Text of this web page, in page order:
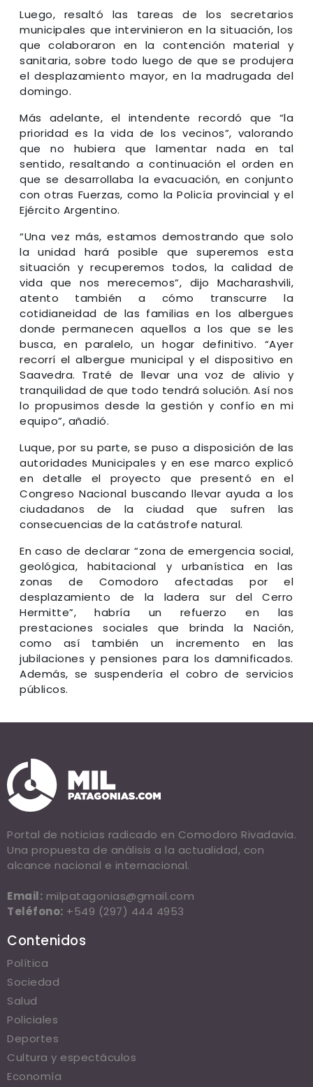
Luego, resaltó las tareas de los secretarios
municipales que intervinieron en la situación, los
que colaboraron en la contención material y
sanitaria, sobre todo luego de que se produjera
el desplazamiento mayor, en la madrugada del
domingo.
Más adelante, el intendente recordó que “la
prioridad es la vida de los vecinos”, valorando
que no hubiera que lamentar nada en tal
sentido, resaltando a continuación el orden en
que se desarrollaba la evacuación, en conjunto
con otras Fuerzas, como la Policía provincial y el
Ejército Argentino.
“Una vez más, estamos demostrando que solo
la unidad hará posible que superemos esta
situación y recuperemos todos, la calidad de
vida que nos merecemos”, dijo Macharashvili,
atento también a cómo transcurre la
cotidianeidad de las familias en los albergues
donde permanecen aquellos a los que se les
busca, en paralelo, un hogar definitivo. “Ayer
recorrí el albergue municipal y el dispositivo en
Saavedra. Traté de llevar una voz de alivio y
tranquilidad de que todo tendrá solución. Así nos
lo propusimos desde la gestión y confío en mi
equipo”, añadió.
Luque, por su parte, se puso a disposición de las
autoridades Municipales y en ese marco explicó
en detalle el proyecto que presentó en el
Congreso Nacional buscando llevar ayuda a los
ciudadanos de la ciudad que sufren las
consecuencias de la catástrofe natural.
En caso de declarar “zona de emergencia social,
geológica, habitacional y urbanística en las
zonas de Comodoro afectadas por el
desplazamiento de la ladera sur del Cerro
Hermitte”, habría un refuerzo en las
prestaciones sociales que brinda la Nación,
como así también un incremento en las
jubilaciones y pensiones para los damnificados.
Además, se suspendería el cobro de servicios
públicos.
Portal de noticias radicado en Comodoro Rivadavia.
Una propuesta de análisis a la actualidad, con
alcance nacional e internacional.
Email: milpatagonias@gmail.com
Teléfono: +549 (297) 444 4953
Contenidos
Política
Sociedad
Salud
Policiales
Deportes
Cultura y espectáculos
Economía